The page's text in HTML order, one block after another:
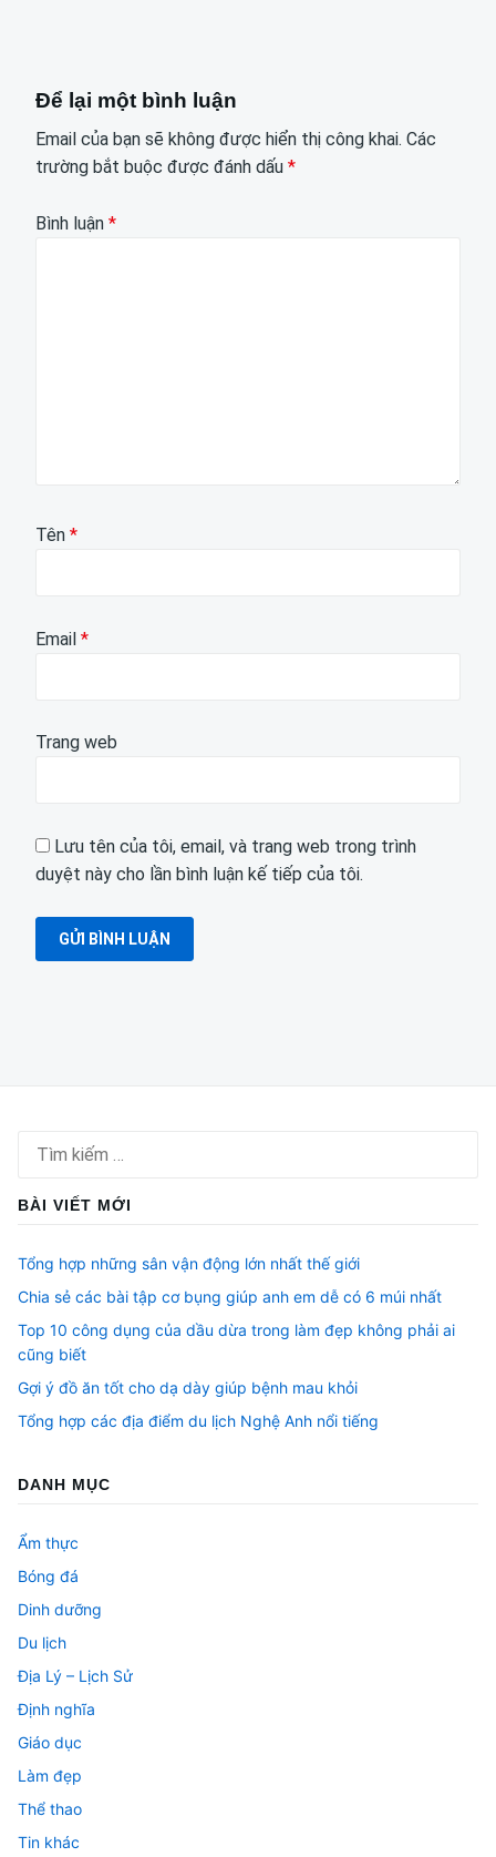
Để lại một bình luận
Email của bạn sẽ không được hiển thị công khai. Các
trường bắt buộc được đánh dấu *
Bình luận *
Tên *
Email *
Trang web
Lưu tên của tôi, email, và trang web trong trình
duyệt này cho lần bình luận kế tiếp của tôi.
kiếm
BÀI VIẾT MỚI
Tổng hợp những sân vận động lớn nhất thế giới
Chia sẻ các bài tập cơ bụng giúp anh em dễ có 6 múi nhất
Top 10 công dụng của dầu dừa trong làm đẹp không phải ai
cũng biết
Gợi ý đồ ăn tốt cho dạ dày giúp bệnh mau khỏi
Tổng hợp các địa điểm du lịch Nghệ Anh nổi tiếng
DANH MỤC
Ẩm thực
Bóng đá
Dinh dưỡng
Du lịch
Địa Lý – Lịch Sử
Định nghĩa
Giáo dục
Làm đẹp
Thể thao
Tin khác